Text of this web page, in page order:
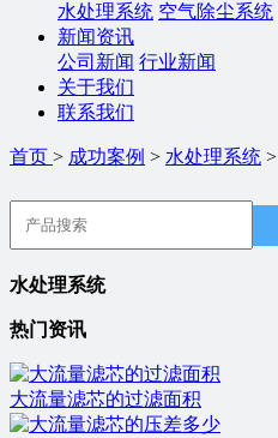
水处理系统 空气除尘系统
新闻资讯
公司新闻 行业新闻
关于我们
联系我们
首页 > 成功案例 > 水处理系统 >
水处理系统
热门资讯
大流量滤芯的过滤面积